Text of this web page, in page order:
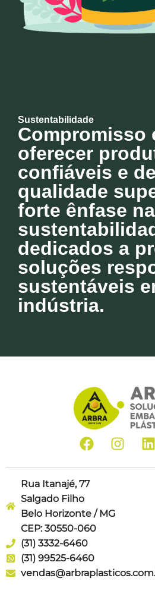
Sustentabilidade
Compromisso
oferecer
confiáveis e de
qualidade
forte ênfase na
dedicados a
soluções
sustentáveis
indústria.
Rua Itanajé, 77
Salgado Filho
Belo Horizonte / MG
CEP: 30550-060
(31) 3332-6460
(31) 99525-6460